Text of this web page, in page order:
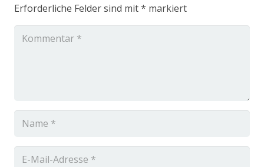
Erforderliche Felder sind mit* markiert